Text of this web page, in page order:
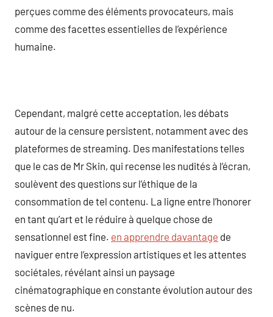
perçues comme des éléments provocateurs, mais
comme des facettes essentielles de l’expérience
humaine.
Cependant, malgré cette acceptation, les débats
autour de la censure persistent, notamment avec des
plateformes de streaming. Des manifestations telles
que le cas de Mr Skin, qui recense les nudités à l’écran,
soulèvent des questions sur l’éthique de la
consommation de tel contenu. La ligne entre l’honorer
en tant qu’art et le réduire à quelque chose de
sensationnel est fine. en apprendre davantage de
naviguer entre l’expression artistiques et les attentes
sociétales, révélant ainsi un paysage
cinématographique en constante évolution autour des
scènes de nu.